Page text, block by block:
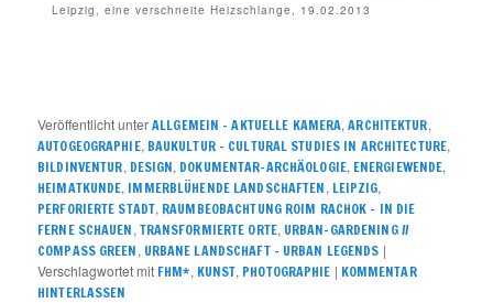
Leipzig, eine verschneite Heizschlange, 19.02.2013
Veröffentlicht unterALLGEMEIN – AKTUELLE KAMERA,ARCHITEKTUR,
AUTOGEOGRAPHIE, BAUKULTUR – CULTURAL STUDIES IN ARCHITECTURE,
BILDINVENTUR, DESIGN, DOKUMENTAR-ARCHÄOLOGIE, ENERGIEWENDE,
HEIMATKUNDE, IMMERBLÜHENDE LANDSCHAFTEN, LEIPZIG,
PERFORIERTE STADT, RAUMBEOBACHTUNG ROIM RACHOK – IN DIE
FERNE SCHAUEN, TRANSFORMIERTE ORTE, URBAN-GARDENING //
COMPASS GREEN, URBANE LANDSCHAFT – URBAN LEGENDS |
Verschlagwortet mit FHM*, KUNST, PHOTOGRAPHIE | KOMMENTAR
HINTERLASSEN